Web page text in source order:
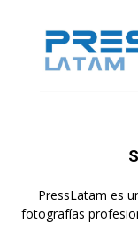
PressLatam es
fotografías